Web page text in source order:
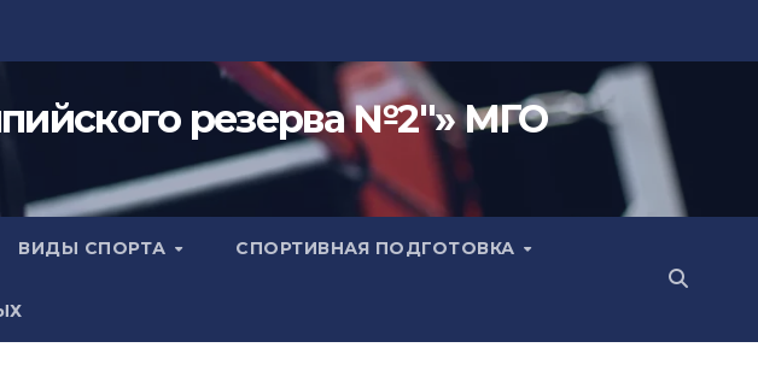
резерва №2"» МГО
ВИДЫ СПОРТА СПОРТИВНАЯ ПОДГОТОВКА